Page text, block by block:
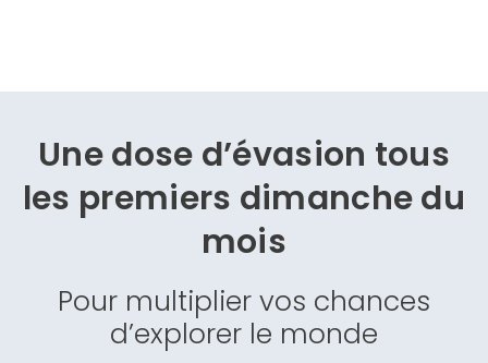
Une dose d’évasion tous
les premiers dimanche du
mois
Pour multiplier vos chances
d’explorer le monde